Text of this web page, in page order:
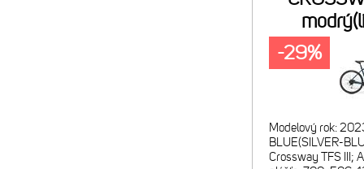
Modelový rok:
BLUE(SILVER-
Crossway TFS III;
-29%